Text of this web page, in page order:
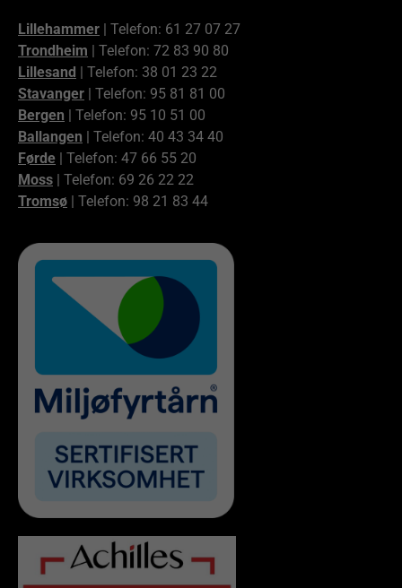
Lillehammer | Telefon: 61 27 07 27
Trondheim | Telefon: 72 83 90 80
Lillesand | Telefon: 38 01 23 22
Stavanger | Telefon: 95 81 81 00
Bergen | Telefon: 95 10 51 00
Ballangen | Telefon: 40 43 34 40
Førde | Telefon: 47 66 55 20
Moss | Telefon: 69 26 22 22
Tromsø | Telefon: 98 21 83 44